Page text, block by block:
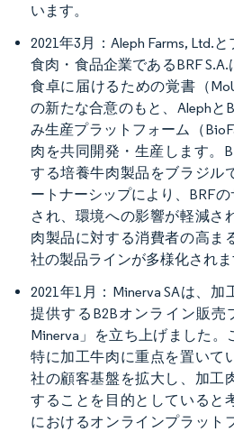
います。
2021年3月：Aleph Farms, Ltd.
食肉・食品企業であるBRF
食卓に届けるための覚書（
の新たな合意のもと、Alephと
み生産プラットフォーム（
肉を共同開発・生産します。
する培養牛肉製品をブラジル
ートナーシップにより、BRF
され、環境への影響が軽減さ
肉製品に対する消費者の高ま
社の製品ラインが多様化されま
2021年1月：Minerva SAは、
提供するB2Bオンライン販売
Minerva」を立ち上げました
特に加工牛肉に重点を置いて
社の顧客基盤を拡大し、加工
することを目的としていると
におけるオンラインプラット